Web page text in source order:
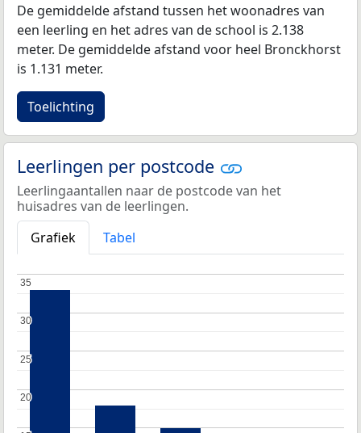
De gemiddelde afstand tussen het woonadres van
een leerling en het adres van de school is 2.138
meter. De gemiddelde afstand voor heel Bronckhorst
is 1.131 meter.
Toelichting
Leerlingen per postcode
Leerlingaantallen naar de postcode van het
huisadres van de leerlingen.
Grafiek
Tabel
20
20
25
25
30
30
35
35